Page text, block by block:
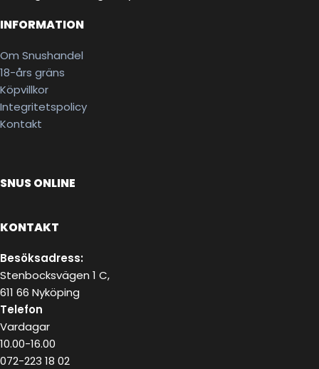
INFORMATION
Om Snushandel
18-års gräns
Köpvillkor
Integritetspolicy
Kontakt
SNUS ONLINE
KONTAKT
Besöksadress:
Stenbocksvägen 1 C,
611 66 Nyköping
Telefon
Vardagar
10.00-16.00
072-223 18 02